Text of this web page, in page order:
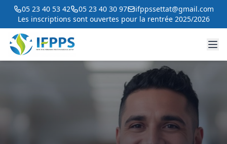
05 23 40 53 42 05 23 40 30 97
ifppssettat@gmail.com
Les inscriptions sont ouvertes pour la rentrée 2025/2026